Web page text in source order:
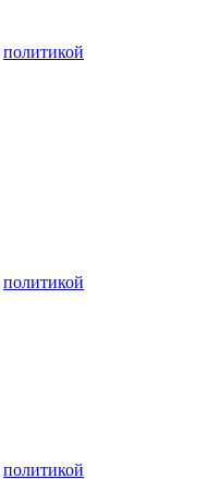
политикой
политикой
политикой